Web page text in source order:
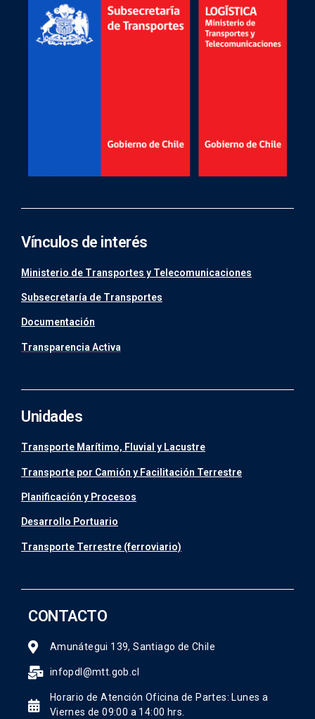
Vínculos de interés
Ministerio de Transportes y Telecomunicaciones
Subsecretaría de Transportes
Documentación
Transparencia Activa
Unidades
Transporte Marítimo, Fluvial y Lacustre
Transporte por Camión y Facilitación Terrestre
Planificación y Procesos
Desarrollo Portuario
Transporte Terrestre (ferroviario)
CONTACTO
Amunátegui 139, Santiago de Chile
infopdl@mtt.gob.cl
Horario de Atención Oficina de Partes: Lunes a
Viernes de 09:00 a 14:00 hrs.